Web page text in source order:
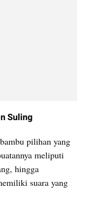
Suling
pilihan yang
meliputi
hingga
suara yang